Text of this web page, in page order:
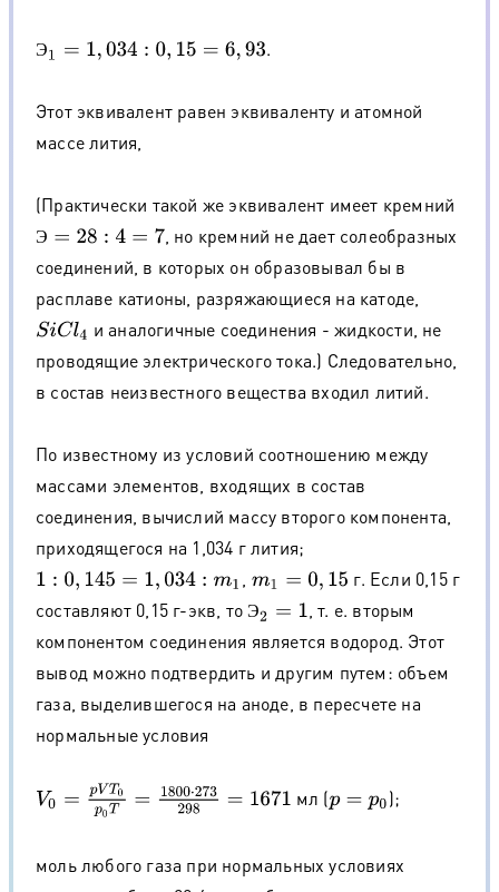
Э
Э1 1,034:0,15 = 6,93 .
Этот эквивалент равен эквиваленту и атомной
массе лития,
(Практически такой же эквивалент имеет кремний
Э
Э =28 :4= 7
, но кремний не дает солеобразных
соединений, в которых он образовывал бы в
расплаве катионы, разряжающиеся на катоде,
SiCl4
и аналогичные соединения - жидкости, не
проводящие электрического тока.) Следовательно,
в состав неизвестного вещества входил литий.
По известному из условий соотношению между
массами элементов, входящих в состав
соединения, вычислий массу второго компонента,
приходящегося на 1,034 г лития;
1: 0 145=1,034 m 1 m1 0,15
г. Если 0,15 г
составляют 0,15 г-экв, тоЭ
Э2 =1
, т. е. вторым
компонентом соединения является водород. Этот
вывод можно подтвердить и другим путем: объем
газа, выделившегося на аноде, в пересчете на
нормальные условия
V0 pV T0p0T =1800⋅273298= 1671 мл (p=p0 );
моль любого газа при нормальных условиях